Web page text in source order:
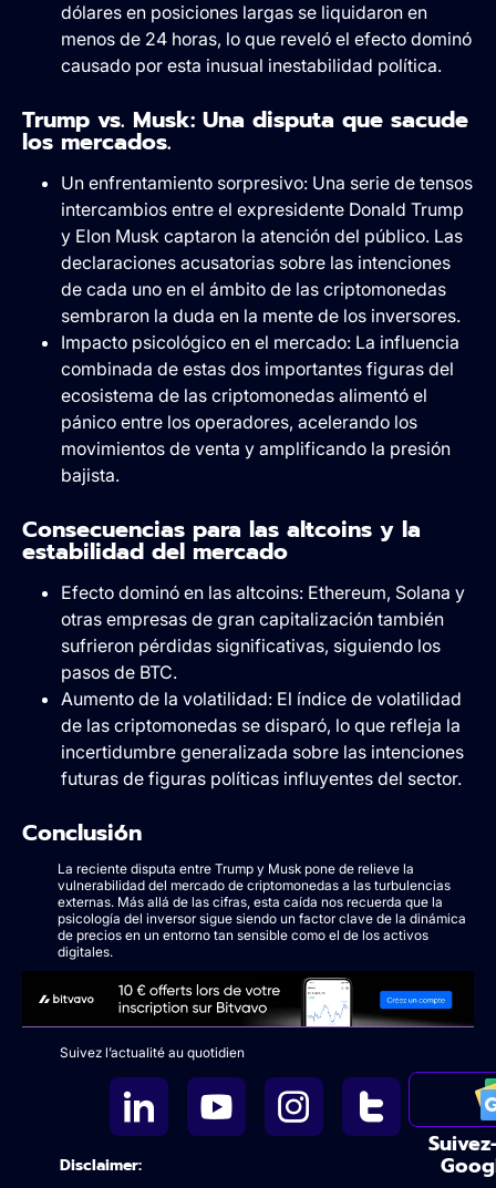
dólares en posiciones largas se liquidaron en
menos de 24 horas, lo que reveló el efecto dominó
causado por esta inusual inestabilidad política.
Trump vs. Musk: Una disputa que sacude
los mercados.
Un enfrentamiento sorpresivo: Una serie de tensos
intercambios entre el expresidente Donald Trump
y Elon Musk captaron la atención del público. Las
declaraciones acusatorias sobre las intenciones
de cada uno en el ámbito de las criptomonedas
sembraron la duda en la mente de los inversores.
Impacto psicológico en el mercado: La influencia
combinada de estas dos importantes figuras del
ecosistema de las criptomonedas alimentó el
pánico entre los operadores, acelerando los
movimientos de venta y amplificando la presión
bajista.
Consecuencias para las altcoins y la
estabilidad del mercado
Efecto dominó en las altcoins: Ethereum, Solana y
otras empresas de gran capitalización también
sufrieron pérdidas significativas, siguiendo los
pasos de BTC.
Aumento de la volatilidad: El índice de volatilidad
de las criptomonedas se disparó, lo que refleja la
incertidumbre generalizada sobre las intenciones
futuras de figuras políticas influyentes del sector.
Conclusión
La reciente disputa entre Trump y Musk pone de relieve la
vulnerabilidad del mercado de criptomonedas a las turbulencias
externas. Más allá de las cifras, esta caída nos recuerda que la
psicología del inversor sigue siendo un factor clave de la dinámica
de precios en un entorno tan sensible como el de los activos
digitales.
Suivez l’actualité au quotidien
Disclaimer: